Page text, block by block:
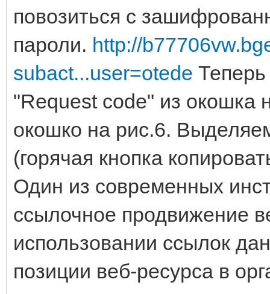
повозиться с
пароли. http://
subact...user=otede
"Request code" из окошка
окошко на рис.6.
(горячая кнопка
Один из современных
ссылочное продвижение
использовании ссылок
позиции веб-ресурса в